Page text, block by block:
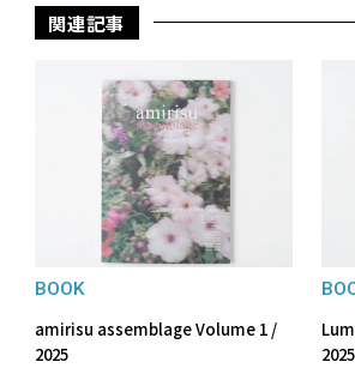
関連記事
BOOK
amirisu assemblage Volume 1 /
2025
2025